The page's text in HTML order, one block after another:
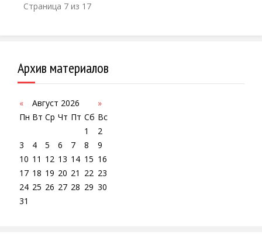
Страница 7 из 17
Архив материалов
« Август 2026
»
Пн Вт Ср Чт Пт Сб Вс
1
2
3
4 5 6 7 8
9
10 11 12 13 14 15 16
17 18 19 20 21 22 23
24 25 26 27 28 29 30
31